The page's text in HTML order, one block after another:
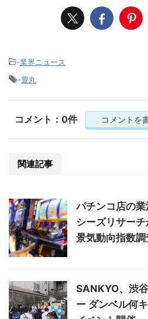
-業界ニュース
-豊丸
コメント：0件 コメントを
関連記事
パチンコ店の業
シーズリサー
景気動向指数
SANKYO、渋
ー ダンベル何